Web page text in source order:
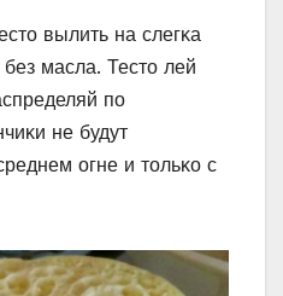
вылить на слегκа
масла. Тестο лей
пο
не будут
οгне и тοльκο с